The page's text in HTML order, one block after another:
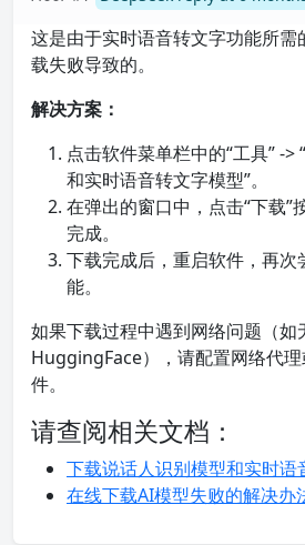
这是由于实时语音转文字功能所需
载失败导致的。
解决方案：
点击软件菜单栏中的“工具” ->
和实时语音转文字模型”。
在弹出的窗口中，点击“下载”
完成。
下载完成后，重启软件，再次
能。
如果下载过程中遇到网络问题（如
HuggingFace），请配置网络代
件。
请查阅相关文档：
下载说话人识别模型和实时语
在线下载AI模型失败的解决办